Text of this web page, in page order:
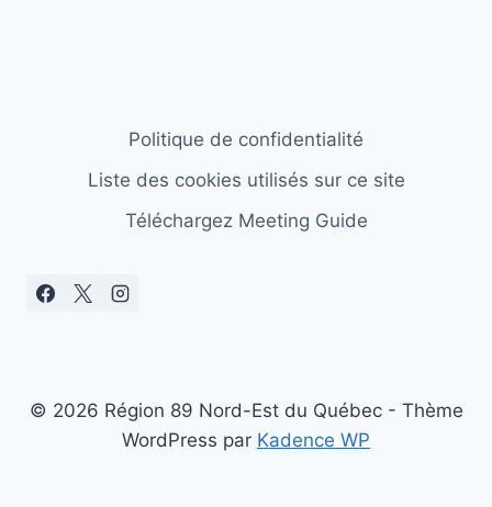
Politique de confidentialité
Liste des cookies utilisés sur ce site
Téléchargez Meeting Guide
© 2026 Région 89 Nord-Est du Québec - Thème
WordPress par Kadence WP